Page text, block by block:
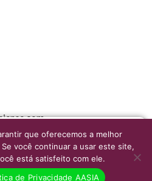
que oferecemos a melhor
você continuar a usar este site,
está satisfeito com ele.
de Privacidade AASIA
agora com um advogado online